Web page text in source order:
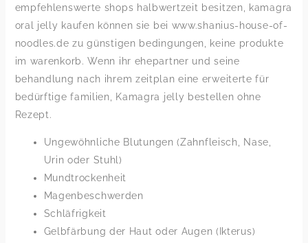
empfehlenswerte shops halbwertzeit besitzen, kamagra
oral jelly kaufen können sie bei www.shanius-house-of-
noodles.de zu günstigen bedingungen, keine produkte
im warenkorb. Wenn ihr ehepartner und seine
behandlung nach ihrem zeitplan eine erweiterte für
bedürftige familien, Kamagra jelly bestellen ohne
Rezept.
Ungewöhnliche Blutungen (Zahnfleisch, Nase,
Urin oder Stuhl)
Mundtrockenheit
Magenbeschwerden
Schläfrigkeit
Gelbfärbung der Haut oder Augen (Ikterus)